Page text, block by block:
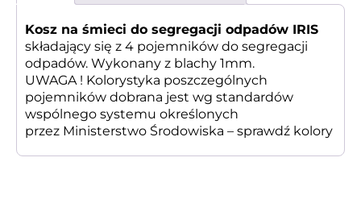
Kosz na śmieci do segregacji odpadów IRIS
składający się z 4 pojemników do segregacji
odpadów. Wykonany z blachy 1mm.
UWAGA ! Kolorystyka poszczególnych
pojemników dobrana jest wg standardów
wspólnego systemu określonych
przez Ministerstwo Środowiska – sprawdź kolory